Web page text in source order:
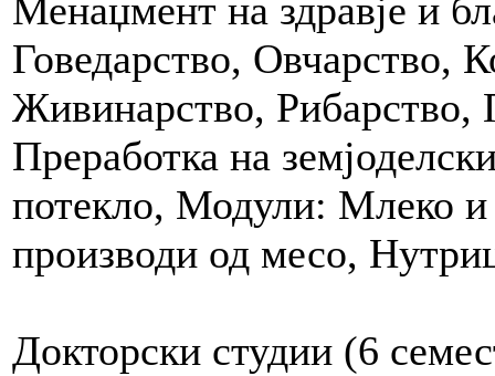
Менаџмент на здравје и
Говедарство, Овчарство,
Живинарство, Рибарство,
Преработка на
потекло, Модули: Млеко
производи од месо,
Докторски студии (6